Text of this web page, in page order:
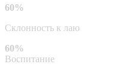
60%
Склонность к лаю
60%
Воспитание